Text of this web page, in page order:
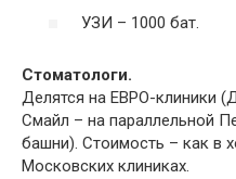
УЗИ – 1000 бат.
Стоматологи.
Делятся на ЕВРО-клиники
Смайл – на параллельной
башни). Стоимость – как в
Московских клиниках.